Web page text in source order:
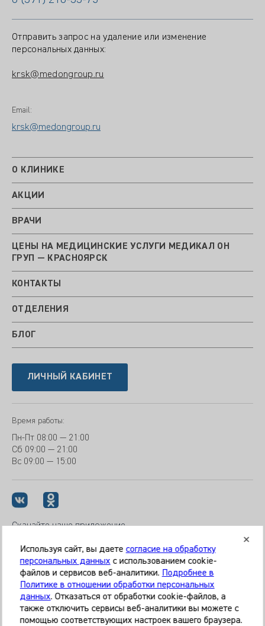
Отправить запрос на удаление или изменение
персональных данных:
krsk@medongroup.ru
Email:
krsk@medongroup.ru
О КЛИНИКЕ
АКЦИИ
ВРАЧИ
ЦЕНЫ НА МЕДИЦИНСКИЕ УСЛУГИ МЕДИКАЛ ОН
ГРУП — КРАСНОЯРСК
КОНТАКТЫ
ОТДЕЛЕНИЯ
БЛОГ
ЛИЧНЫЙ КАБИНЕТ
Время работы:
Пн-Пт 08:00 — 21:00
Сб 09:00 — 21:00
Вс 09:00 — 15:00
Скачайте наше приложение
© 2026 Клиника «МЕДИКАЛ ОН ГРУП»
Все права защищены
Информация, представленная на сайте, является
Используя сайт, вы даете согласие на обработку
персональных данныхс использованием cookie-
файлов и сервисов веб-аналитики. Подробнее в
Политике в отношении обработки персональных
данных. Отказаться от обработки cookie-файлов, а
также отключить сервисы веб-аналитики вы можете с
помощью соответствующих настроек вашего браузера.